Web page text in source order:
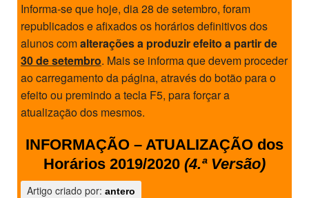
SASE
Clubes Escolares
Matrículas
ESAQ
@parlamentodosjovens_esaq
@esaq.erasmus
Informa-se que hoje, dia 28 de setembro, foram
republicados e afixados os horários definitivos dos
alunos comalterações a produzir efeito a partir de
30 de setembro. Mais se informa que devem proceder
ao carregamento da página, através do botão para o
efeito ou premindo a tecla F5, para forçar a
atualização dos mesmos.
INFORMAÇÃO – ATUALIZAÇÃO dos
Horários 2019/2020 (4.ª Versão)
Artigo criado por: antero